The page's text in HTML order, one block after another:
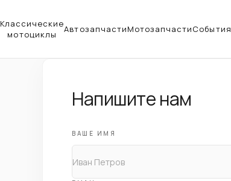
Классические
мотоциклы
АвтозапчастиМотозапчастиСобытия
Напишите нам
ВАШЕ ИМЯ